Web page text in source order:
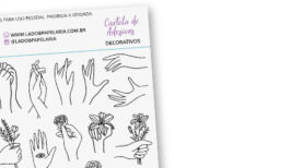
várias
variantes.
As
opções
podem
ser
escolhidas